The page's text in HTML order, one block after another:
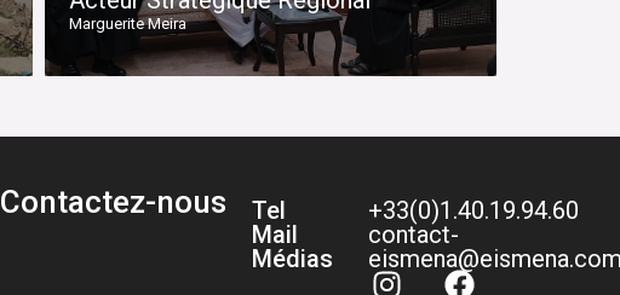
Marguerite Meira
Contactez-nous
Tel
Mail
Médias
+33(0)1.40.19.94.60
contact-